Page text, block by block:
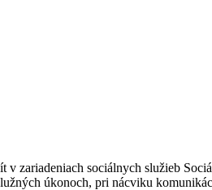
sociálnych služieb
úkonoch, pri nácviku